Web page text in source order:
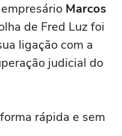
Marcos
de Fred Luz foi
ligação com a
judicial do
rápida e sem